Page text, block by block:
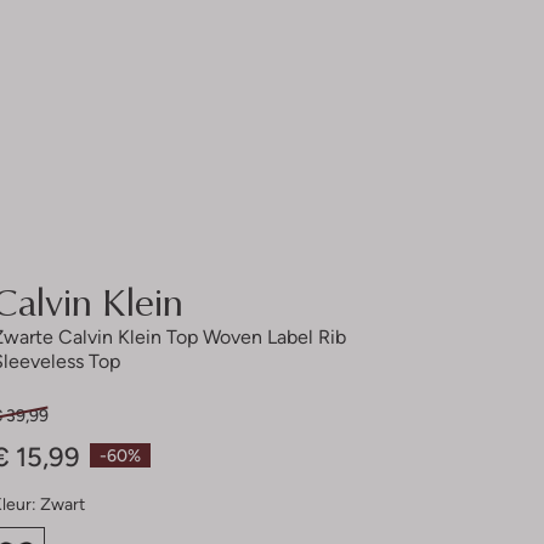
Klein
Calvin Klein Top Woven Label Rib
Top
-60%
39,99
15,99
Zwart